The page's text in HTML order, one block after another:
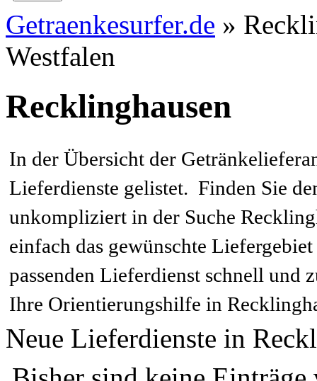
Getraenkesurfer.de »
Westfalen
Recklinghausen
In der Übersicht der
Lieferdienste gelistet. Finden Sie
unkompliziert in der Suche
einfach das gewünschte
passenden Lieferdienst schnell und
Ihre Orientierungshilfe in
Neue Lieferdienste in